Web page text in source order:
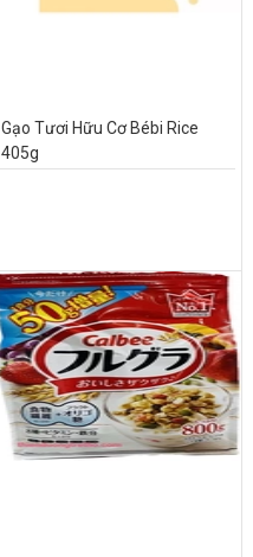
Gạo Tươi Hữu Cơ Bébi Rice
405g